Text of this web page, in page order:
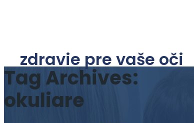
zdravie pre vaše oči
Tag Archives:
okuliare